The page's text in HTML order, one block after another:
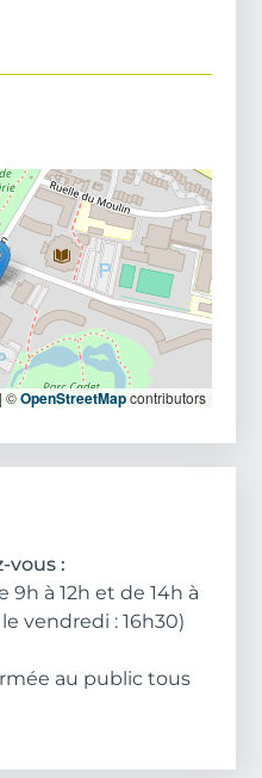
| ©OpenStreetMapcontributors
vous :
à 12h et de 14h à
vendredi : 16h30)
au public tous